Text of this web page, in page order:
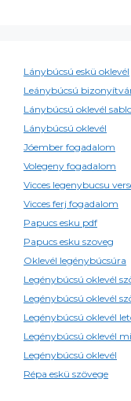
Lánybúcsú eskü oklevél
Leánybúcsú
Lánybúcsú oklevél
Lánybúcsú oklevél
Jóember fogadalom
Volegeny fogadalom
Vicces legenybucsu
Vicces ferj fogadalom
Papucs esku pdf
Papucs esku szoveg
Oklevél legénybúcsúra
Legénybúcsú oklevél
Legénybúcsú oklevél
Legénybúcsú oklevél
Legénybúcsú oklevél
Legénybúcsú oklevél
Répa eskü szövege